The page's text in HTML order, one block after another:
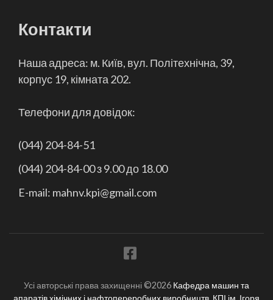
Контакти
Наша адреса: м. Київ, вул. Політехнічна, 39,
корпус 19, кімната 202.
Телефони для довідок:
(044) 204-84-51
(044) 204-84-00 з 9.00 до 18.00
E-mail: mahnv.kpi@gmail.com
Усі авторські права захищенні ©2026 Кафедра машин та